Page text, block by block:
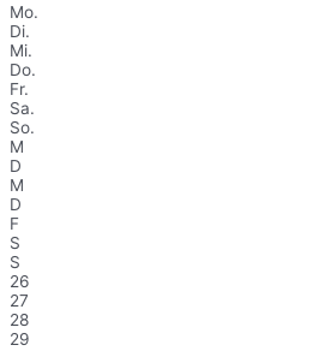
Mo.
Di.
Mi.
Do.
Fr.
Sa.
So.
M
D
M
D
F
S
S
26
27
28
29